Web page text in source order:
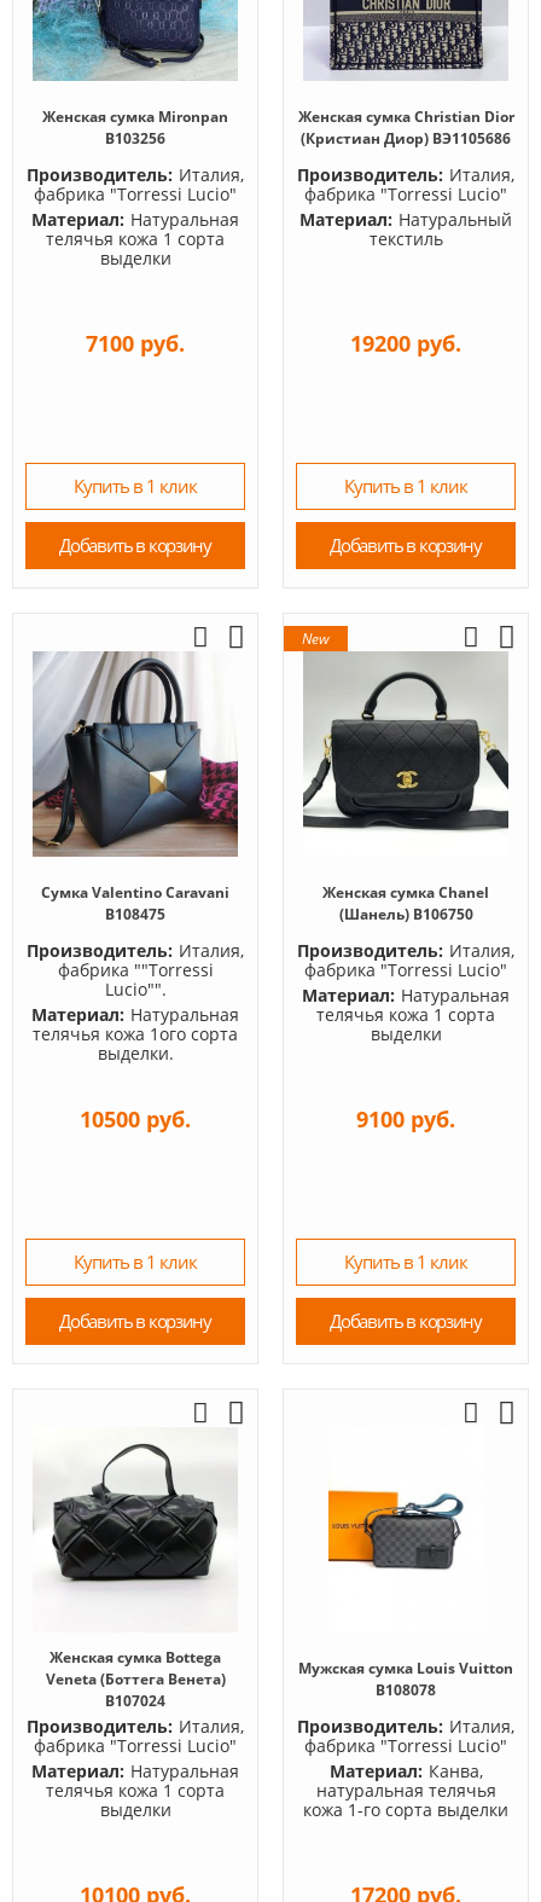
Женская сумка Mironpan
B103256
Производитель: Италия,
фабрика "Torressi Lucio"
Материал: Натуральная
телячья кожа 1 сорта
выделки
7100 руб.
Купить в 1 клик
Добавить в корзину
Женская сумка Christian Dior
(Кристиан Диор) BЭ1105686
Производитель: Италия,
фабрика "Torressi Lucio"
Материал: Натуральный
текстиль
19200 руб.
Купить в 1 клик
Добавить в корзину
Сумка Valentino Caravani
B108475
Производитель: Италия,
фабрика ""Torressi
Lucio"".
Материал: Натуральная
телячья кожа 1ого сорта
выделки.
10500 руб.
Купить в 1 клик
Добавить в корзину
New
Женская сумка Chanel
(Шанель) B106750
Производитель: Италия,
фабрика "Torressi Lucio"
Материал: Натуральная
телячья кожа 1 сорта
выделки
9100 руб.
Купить в 1 клик
Добавить в корзину
Женская сумка Bottega
Veneta (Боттега Венета)
B107024
Производитель: Италия,
фабрика "Torressi Lucio"
Материал: Натуральная
телячья кожа 1 сорта
выделки
10100 руб.
Мужская сумка Louis Vuitton
B108078
Производитель: Италия,
фабрика "Torressi Lucio"
Материал: Канва,
натуральная телячья
кожа 1-го сорта выделки
17200 руб.